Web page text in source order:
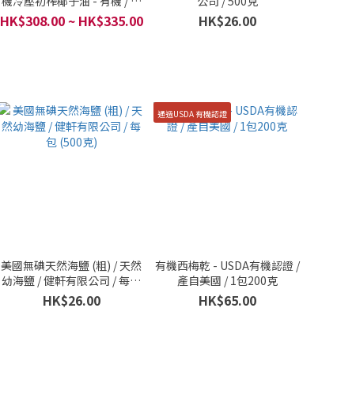
質產品及食品系列 / Kirkland
Signature (好市多自有品牌) /
HK$308.00 ~ HK$335.00 HK$26.00
美國無碘天然海鹽 (粗) / 天然
幼海鹽 / 健軒有限公司 / 每包
(500克)
HK$26.00
通過USDA 有機認證
有機西梅乾 - USDA有機認證 /
產自美國 / 1包200克
HK$65.00